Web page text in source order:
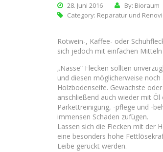
28. Juni 2016
By: Bioraum
Category: Reparatur und
Rotwein-, Kaffee- oder
sich jedoch mit einfachen
„Nasse“ Flecken sollten
und diesen möglicherweise
Holzbodenseife. Gewachste
anschließend auch wieder mit
Parkettreinigung, -pflege und -
immensen Schaden zufügen.
Lassen sich die Flecken mit der
eine besonders hohe
Leibe gerückt werden.